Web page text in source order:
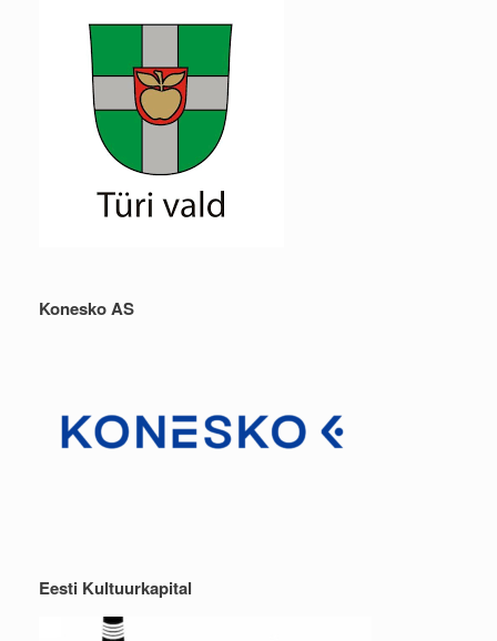
Konesko AS
Eesti Kultuurkapital